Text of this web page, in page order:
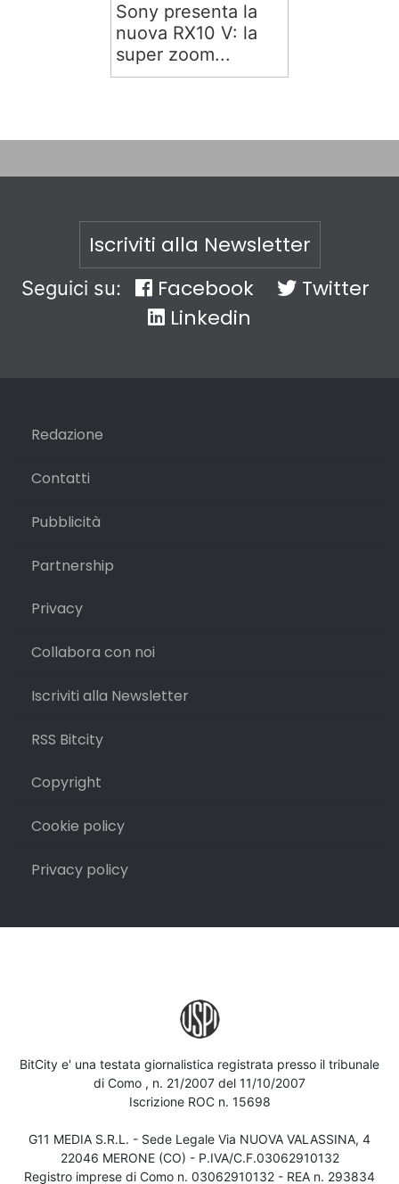
Sony presenta la
nuova RX10 V: la
super zoom...
Iscriviti alla Newsletter
Seguici su: Facebook
Twitter
Linkedin
Redazione
Contatti
Pubblicità
Partnership
Privacy
Collabora con noi
Iscriviti alla Newsletter
RSS Bitcity
Copyright
Cookie policy
Privacy policy
BitCity e' una testata giornalistica registrata presso il tribunale
di Como , n. 21/2007 del 11/10/2007
Iscrizione ROC n. 15698
G11 MEDIA S.R.L. - Sede Legale Via NUOVA VALASSINA, 4
22046 MERONE (CO) - P.IVA/C.F.03062910132
Registro imprese di Como n. 03062910132 - REA n. 293834